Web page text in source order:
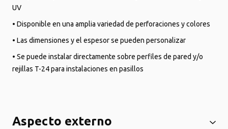
UV
• Disponible en una amplia variedad de perforaciones y colores
• Las dimensiones y el espesor se pueden personalizar
• Se puede instalar directamente sobre perfiles de pared y/o
rejillas T-24 para instalaciones en pasillos
Aspecto externo